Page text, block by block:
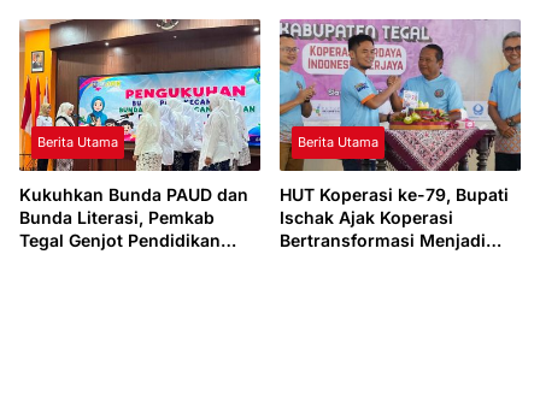
NGOPENI”
Berita Utama
Kukuhkan Bunda PAUD dan
Bunda Literasi, Pemkab
Tegal Genjot Pendidikan
Berita Utama
HUT Koperasi ke-79, Bupati
Ischak Ajak Koperasi
Bertransformasi Menjadi